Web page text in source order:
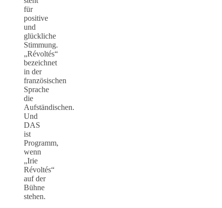
für
positive
und
glückliche
Stimmung.
„Révoltés“
bezeichnet
in der
französischen
Sprache
die
Aufständischen.
Und
DAS
ist
Programm,
wenn
„Irie
Révoltés“
auf der
Bühne
stehen.